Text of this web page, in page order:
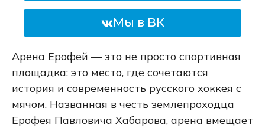
Мы в ВК
Арена Ерофей — это не просто спортивная
площадка: это место, где сочетаются
история и современность русского хоккея с
мячом. Названная в честь землепроходца
Ерофея Павловича Хабарова, арена вмещает